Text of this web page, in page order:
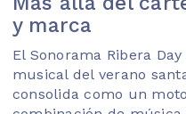
y marca
El Sonorama Ribera
musical del verano
consolida como un